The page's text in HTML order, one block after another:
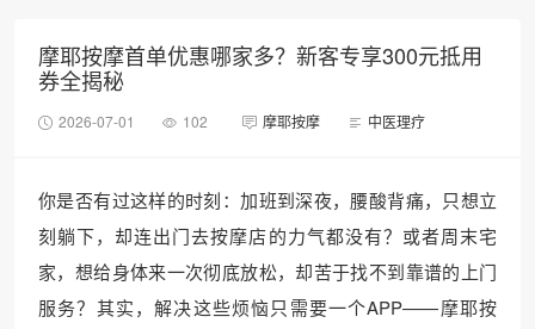
摩耶按摩首单优惠哪家多？新客专享300元抵用
券全揭秘
2026-07-01 102 摩耶按摩 中医理疗
你是否有过这样的时刻：加班到深夜，腰酸背痛，只想立
刻躺下，却连出门去按摩店的力气都没有？或者周末宅
家，想给身体来一次彻底放松，却苦于找不到靠谱的上门
服务？其实，解决这些烦恼只需要一个APP——摩耶按